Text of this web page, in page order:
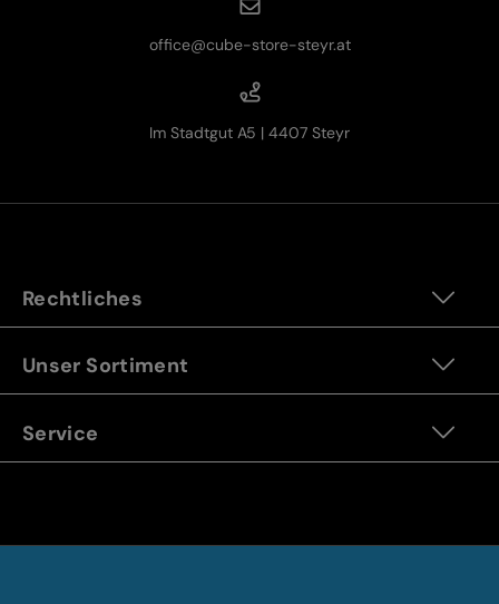
office@cube-store-steyr.at
Im Stadtgut A5 | 4407 Steyr
Rechtliches
Unser Sortiment
Service